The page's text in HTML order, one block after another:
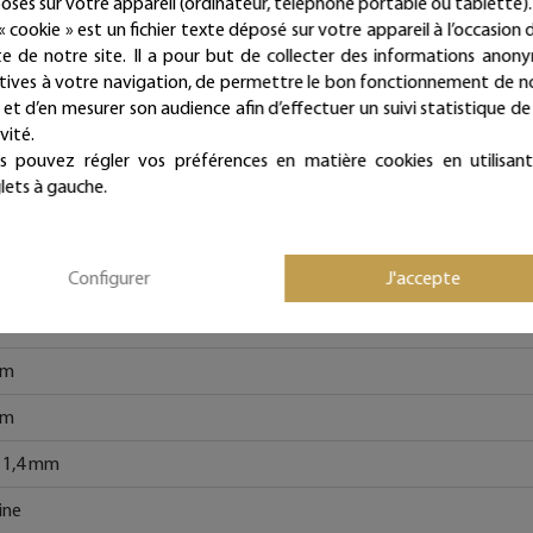
coloré - Grand modèle
Vintage, Rétro, Romantique, Cosy, Shabby et Campagne
fer recuit, Papier vernis
mm
cookie » est un fichier texte déposé sur votre appareil à l’occasion
de notre site. Il a pour but de collecter des informations
à votre navigation, de permettre le bon fonctionnement de
d’en mesurer son audience afin d’effectuer un suivi statistique
pouvez régler vos préférences en matière cookies en
à gauche.
Configurer J'accepte